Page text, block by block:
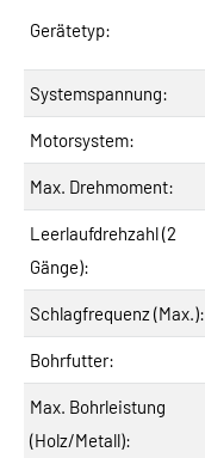
Gerätetyp:
Systemspannung:
Motorsystem:
Max. Drehmoment:
Leerlaufdrehzahl (2
Gänge):
Schlagfrequenz (Max.):
Bohrfutter:
Max. Bohrleistung
(Holz/Metall):